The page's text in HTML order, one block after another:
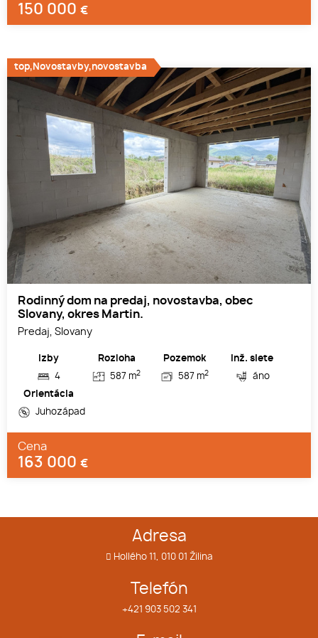
150 000 €
Rodinný dom na predaj, novostavba, obec
Slovany, okres Martin.
Predaj, Slovany
Izby
4
Rozloha
587 m2
Pozemok
587 m2
Inž. siete
áno
Orientácia
Juhozápad
Cena
163 000 €
top,Novostavby,novostavba
Adresa
Hollého 11, 010 01 Žilina
Telefón
+421 903 502 341